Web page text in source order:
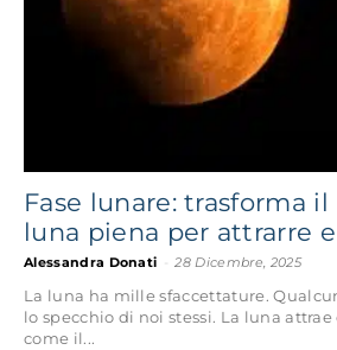
Fase lunare: trasforma
luna piena per attrarre
Alessandra Donati 28 Dicembre, 2025
La luna ha mille sfaccettature.
lo specchio di noi stessi. La luna
come il...